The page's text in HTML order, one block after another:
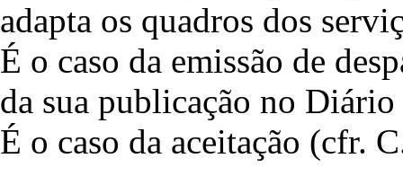
adapta os quadros dos
É o caso da emissão de
da sua publicação no
É o caso da aceitação (cfr.